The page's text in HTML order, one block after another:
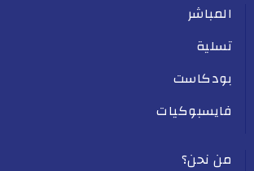
المباشر
تسلية
بودكاست
فايسبوكيات
من نحن؟